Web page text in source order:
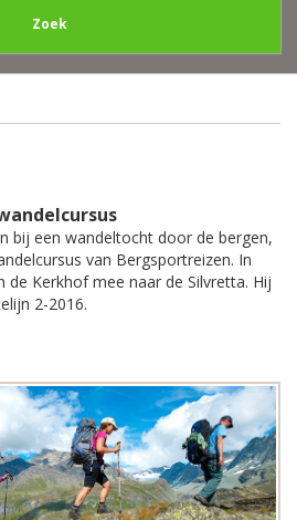
Zoek
bij een wandeltocht door de bergen,
van Bergsportreizen. In
de Kerkhof mee naar de Silvretta. Hij
2-2016.